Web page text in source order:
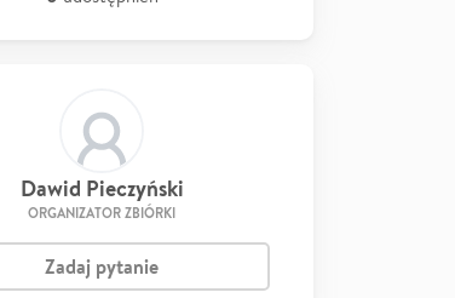
Dawid Pieczyński
ORGANIZATOR ZBIÓRKI
Zadaj pytanie